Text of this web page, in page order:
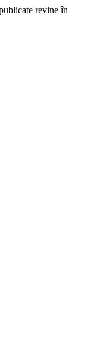
revine în